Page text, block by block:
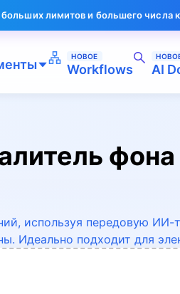
и большего числа конверсий
НОВОЕ
Workflows AI
используя передовую
Идеально подходит для